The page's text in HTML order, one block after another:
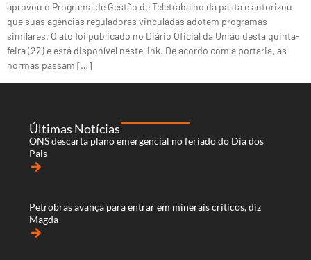
aprovou o Programa de Gestão de Teletrabalho da pasta e autorizou
que suas agências reguladoras vinculadas adotem programas
similares. O ato foi publicado no Diário Oficial da União desta quinta-
feira (22) e está disponível neste link. De acordo com a portaria, as
normas passam […]
Últimas Notícias
ONS descarta plano emergencial no feriado do Dia dos
Pais
arrow_forward
Petrobras avança para entrar em minerais críticos, diz
Magda
arrow_forward